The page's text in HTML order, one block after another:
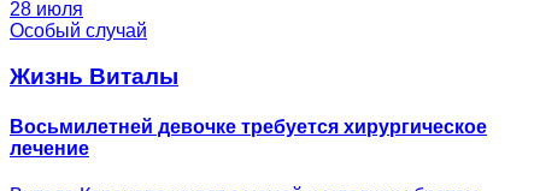
28 июля
Особый случай
Жизнь Виталы
Восьмилетней девочке требуется хирургическое
лечение